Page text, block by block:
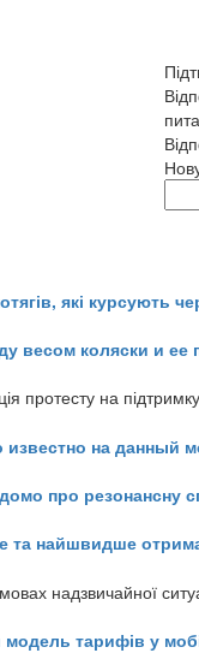
які курсують
весом коляски и
протесту на
на данный
про резонансну
та найшвидше
надзвичайної
модель тарифів у